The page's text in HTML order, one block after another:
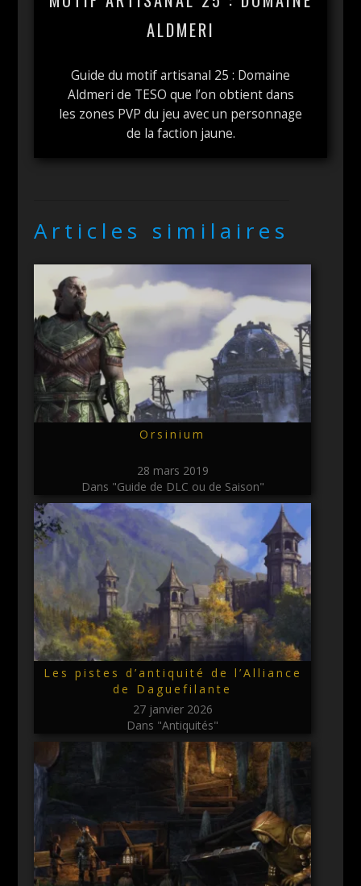
ALDMERI
Guide du motif artisanal 25 : Domaine
Aldmeri de TESO que l’on obtient dans
les zones PVP du jeu avec un personnage
de la faction jaune.
Articles similaires
Orsinium
28 mars 2019
Dans "Guide de DLC ou de Saison"
Les pistes d’antiquité de l’Alliance
de Daguefilante
27 janvier 2026
Dans "Antiquités"